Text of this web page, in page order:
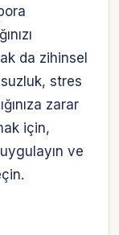
da zihinsel
stres
zarar
için,
ve